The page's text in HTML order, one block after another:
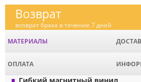
Возврат
возврат брака в течение 7 дней
МАТЕРИАЛЫ
ОПЛАТА